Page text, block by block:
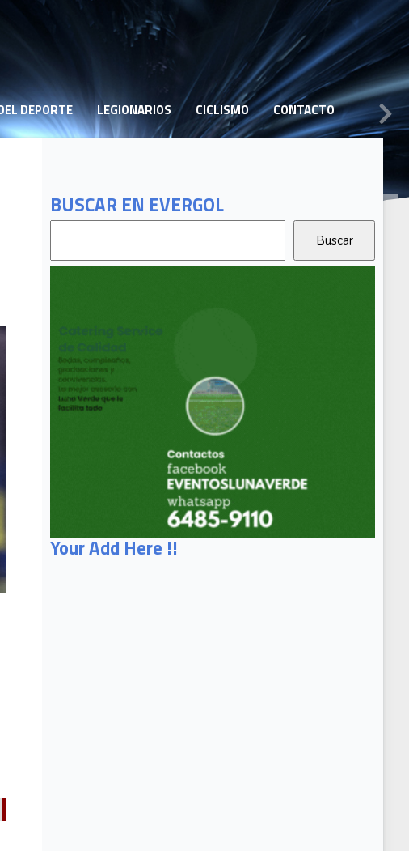
DEPORTE LEGIONARIOS CICLISMO CONTACTO
BUSCAR EN EVERGOL
Your Add Here !!